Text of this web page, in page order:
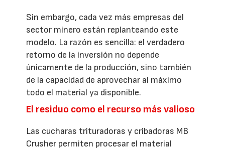
Sin embargo, cada vez más empresas del
sector minero están replanteando este
modelo. La razón es sencilla: el verdadero
retorno de la inversión no depende
únicamente de la producción, sino también
de la capacidad de aprovechar al máximo
todo el material ya disponible.
El residuo como el recurso más valioso
Las cucharas trituradoras y cribadoras MB
Crusher permiten procesar el material